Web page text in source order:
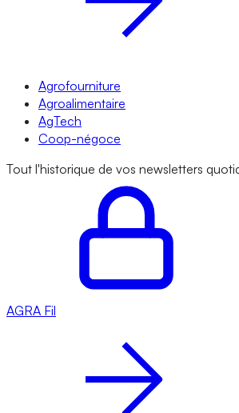
Agrofourniture
Agroalimentaire
AgTech
Coop-négoce
Tout l'historique de vos newsletters
AGRA Fil